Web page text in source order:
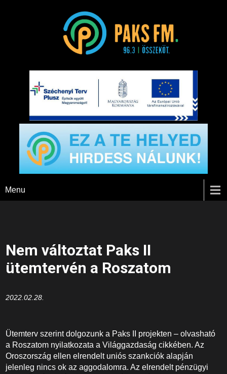
Paks FM
Menu
Nem változtat Paks II
ütemtervén a Roszatom
2022.02.28.
Ütemterv szerint dolgozunk a Paks II projekten – olvasható
a Roszatom nyilatkozata a Világgazdaság cikkében. Az
Oroszország ellen elrendelt uniós szankciók alapján
jelenleg nincs ok az aggodalomra. Az elrendelt pénzügyi